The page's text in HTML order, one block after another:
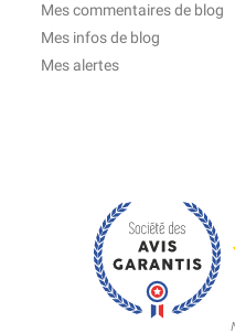
Mes commentaires de blog
Mes infos de blog
Mes alertes